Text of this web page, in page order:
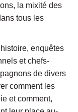
la mixité des
tous les
enquêtes
et chefs-
de divers
comment les
et comment,